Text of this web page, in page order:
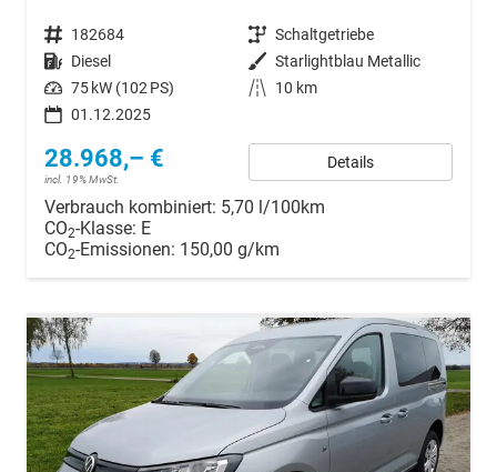
Fahrzeugnr. 182684 Getriebe Schaltgetriebe
Kraftstoff Diesel Außenfarbe Starlightblau Metallic
Leistung 75 kW (102 PS) Kilometerstand
10 km
01.12.2025
28.968,– €
incl. 19% MwSt.
Details
Verbrauch kombiniert: 5,70 l/100km
CO2-Klasse: E
CO2-Emissionen: 150,00 g/km